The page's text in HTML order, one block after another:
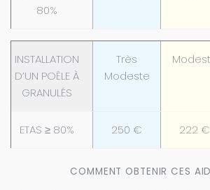
80%
INSTALLATION
D’UN POÊLE À
GRANULÉS
Très
Modeste
ETAS ≥ 80% 250 € 222 €
COMMENT OBTENIR CES